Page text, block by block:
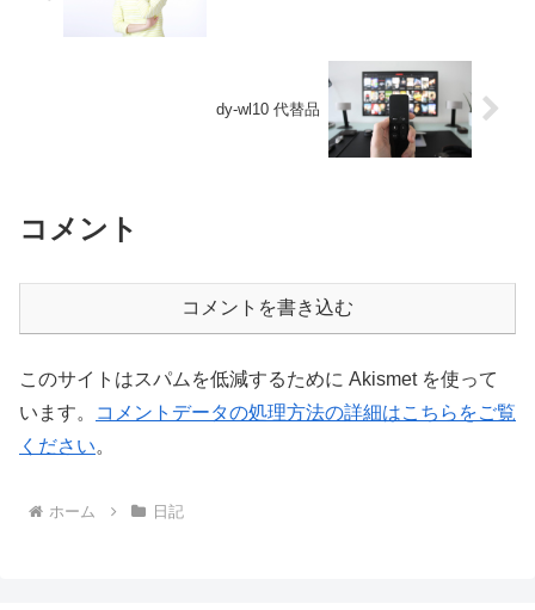
dy-wl10 代替品
コメント
コメントを書き込む
このサイトはスパムを低減するために Akismet を使って
います。
コメントデータの処理方法の詳細はこちらをご覧
ください。
ホーム 日記